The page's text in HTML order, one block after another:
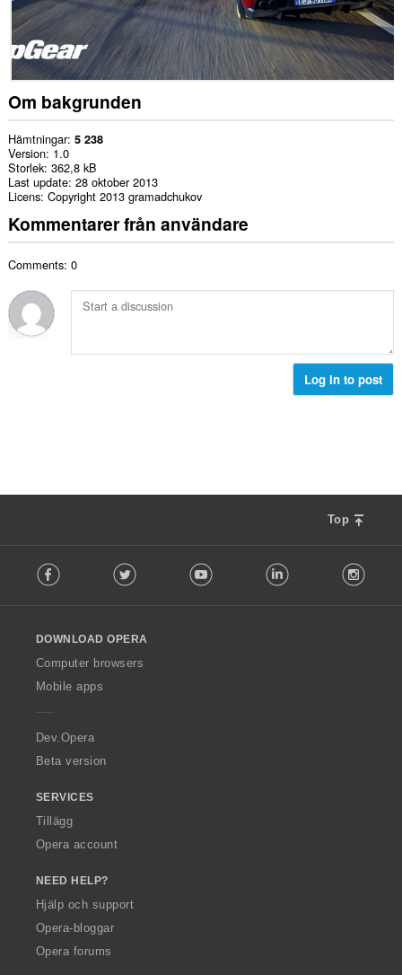
Om bakgrunden
Hämtningar 5 238
Version 1.0
Storlek 362,8 kB
Last update 28 oktober 2013
Licens Copyright 2013 gramadchukov
Kommentarer från användare
Comments: 0
Log in to post
Top
o
w
O
p
a
Facebook Twitter Youtube LinkedIn
DOWNLOAD OPERA
Computer browsers
Mobile apps
Dev.Opera
Beta version
SERVICES
Tillägg
Opera account
NEED HELP?
Hjälp och support
Opera-bloggar
Opera forums